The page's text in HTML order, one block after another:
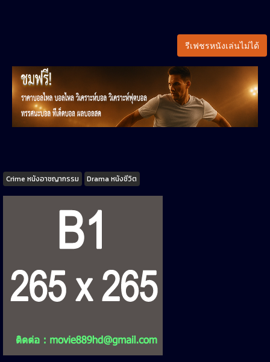
รีเฟชรหนังเล่นไม่ได้
Tags
Crime หนังอาชญากรรม Drama หนังชีวิต